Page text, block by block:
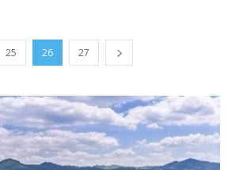
25 26 27